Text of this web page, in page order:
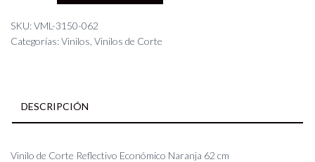
62
cm
SKU:VML-3150-062
Categorías:Vinilos Vinilos de Corte
DESCRIPCIÓN
Vinilo de Corte Reflectivo Económico Naranja 62 cm